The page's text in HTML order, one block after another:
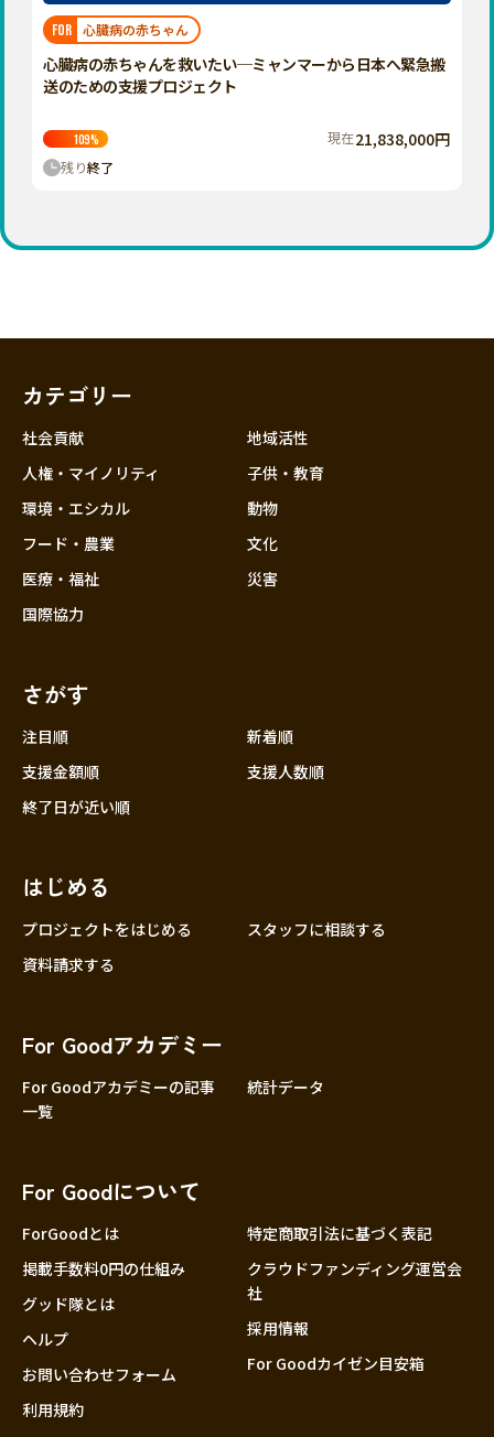
千葉
神奈川
石川
近畿
中国
大分
福岡 佐賀 長崎
宮崎
鹿児島 沖縄
FOR 心臓病の赤ちゃん
心臓病の赤ちゃんを救いたい─ミャンマーから日本へ緊急搬
送のための支援プロジェクト
109% 現在21,838,000円
残り終了
カテゴリー
社会貢献
人権・マイノリティ
環境・エシカル
フード・農業
医療・福祉
国際協力
地域活性
子供・教育
動物
文化
災害
さがす
注目順
新着順
支援金額順
支援人数順
終了日が近い順
はじめる
プロジェクトをはじめる
スタッフに相談する
資料請求する
For Goodアカデミー
For Goodアカデミーの記事
一覧
統計データ
For Goodについて
ForGoodとは
掲載手数料0円の仕組み
グッド隊とは
ヘルプ
お問い合わせフォーム
利用規約
特定商取引法に基づく表記
クラウドファンディング運営会
社
採用情報
For Goodカイゼン目安箱